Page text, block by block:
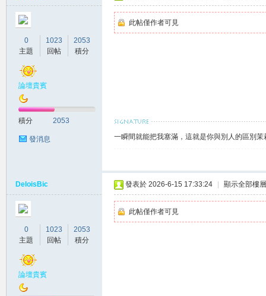
0
主題
1023
回帖
2053
積分
論壇貴賓
積分 2053
發消息
此帖僅作者可見
一瞬間就能把我塞滿，這就是你與別人的區別茉
DeloisBic
0
主題
1023
回帖
2053
積分
論壇貴賓
發表於 2026-6-15 17:33:24 顯示全部樓層
此帖僅作者可見